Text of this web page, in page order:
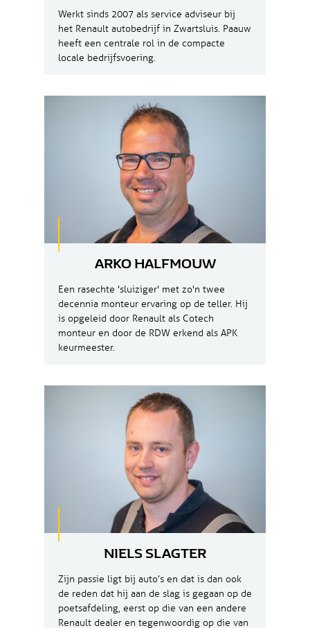
Werkt sinds 2007 als service adviseur bij
het Renault autobedrijf in Zwartsluis. Paauw
heeft een centrale rol in de compacte
locale bedrijfsvoering.
ARKO HALFMOUW
Een rasechte 'sluiziger' met zo'n twee
decennia monteur ervaring op de teller. Hij
is opgeleid door Renault als Cotech
monteur en door de RDW erkend als APK
keurmeester.
NIELS SLAGTER
Zijn passie ligt bij auto’s en dat is dan ook
de reden dat hij aan de slag is gegaan op de
poetsafdeling, eerst op die van een andere
Renault dealer en tegenwoordig op die van